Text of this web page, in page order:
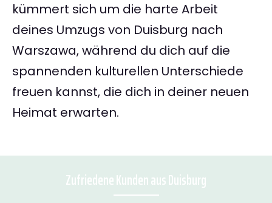
kümmert sich um die harte Arbeit
deines Umzugs von Duisburg nach
Warszawa, während du dich auf die
spannenden kulturellen Unterschiede
freuen kannst, die dich in deiner neuen
Heimat erwarten.
Zufriedene Kunden aus Duisburg